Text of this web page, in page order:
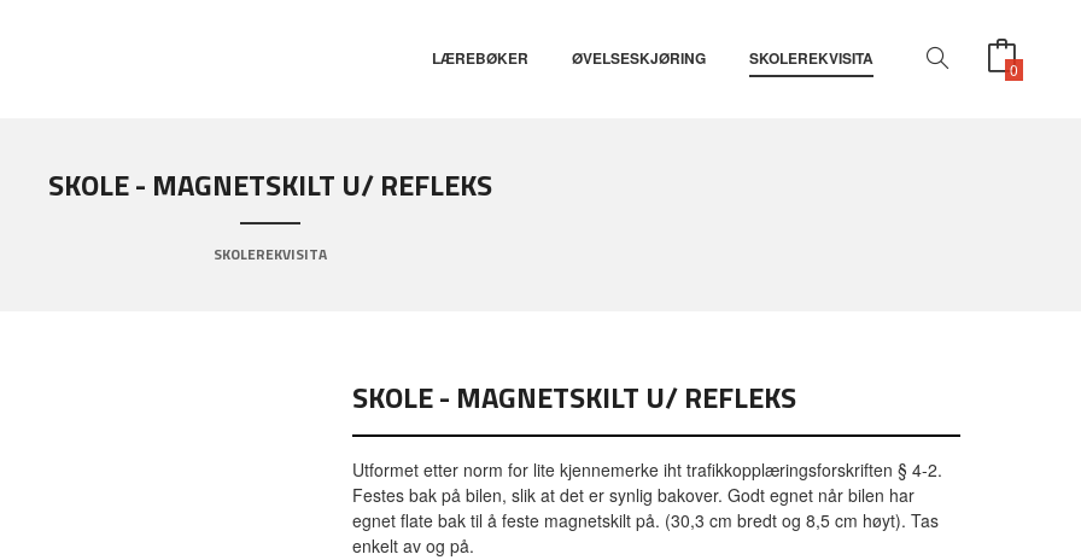
LÆREBØKER ØVELSESKJØRING SKOLEREKVISITA
0
SKOLE - MAGNETSKILT U/ REFLEKS
SKOLEREKVISITA
SKOLE - MAGNETSKILT U/ REFLEKS
Utformet etter norm for lite kjennemerke iht trafikkopplæringsforskriften § 4-2.
Festes bak på bilen, slik at det er synlig bakover. Godt egnet når bilen har
egnet flate bak til å feste magnetskilt på. (30,3 cm bredt og 8,5 cm høyt). Tas
enkelt av og på.